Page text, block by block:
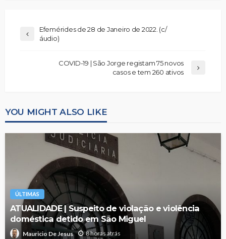
Efemérides de 28 de Janeiro de 2022. (c/
áudio)
COVID-19 | São Jorge registam 75 novos
casos e tem 260 ativos
YOU MIGHT ALSO LIKE
ÚLTIMAS
ATUALIDADE | Suspeito de violação e violência
doméstica detido em São Miguel
Mauricio De Jesus 8 horas atrás